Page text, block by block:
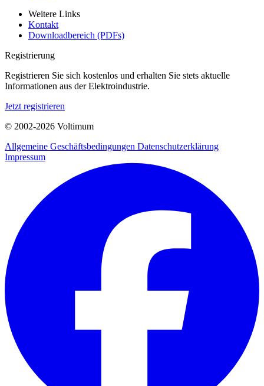
Weitere Links
Kontakt
Downloadbereich (PDFs)
Registrierung
Registrieren Sie sich kostenlos und erhalten Sie stets aktuelle
Informationen aus der Elektroindustrie.
Jetzt registrieren
© 2002-2026 Voltimum
Allgemeine Geschäftsbedingungen Datenschutzerklärung
Impressum